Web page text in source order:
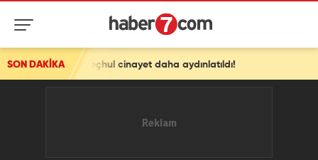
SON DAKİKA
meçhul cinayet daha aydınlatıldı!